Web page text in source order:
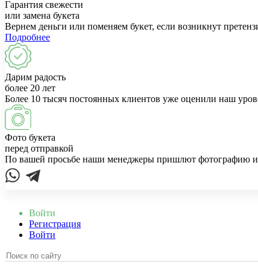
Гарантия свежести
или замена букета
Вернем деньги или поменяем букет, если возникнут
Подробнее
Дарим радость
более 20 лет
Более 10 тысяч постоянных клиентов уже оценили наш
Фото букета
перед отправкой
По вашей просьбе наши менеджеры пришлют фотографию
Войти
Регистрация
Войти